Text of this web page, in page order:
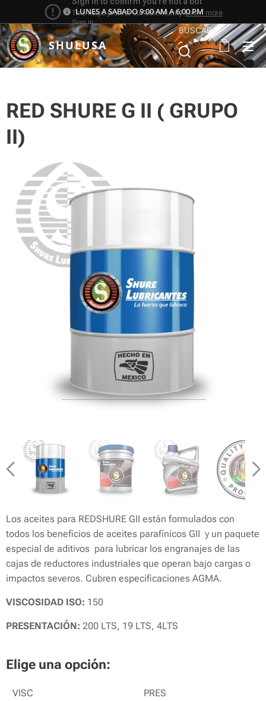
LUNES A SABADO 9:00 AM A 6:00 PM
SHULUSA
BUSCAR
RED SHURE G II ( GRUPO
II)
Los aceites para REDSHURE GII están formulados con
todos los beneficios de aceites parafínicos GII y un paquete
especial de aditivos para lubricar los engranajes de las
cajas de reductores industriales que operan bajo cargas o
impactos severos. Cubren especificaciones AGMA.
VISCOSIDAD ISO: 150
PRESENTACIÓN: 200 LTS, 19 LTS, 4LTS
Elige una opción:
VISC
PRES